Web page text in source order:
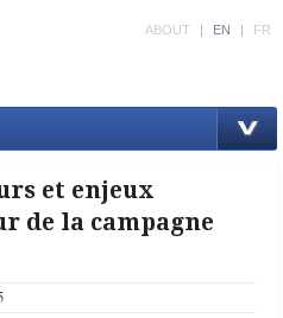
ABOUT | EN | FR
et enjeux
de la campagne